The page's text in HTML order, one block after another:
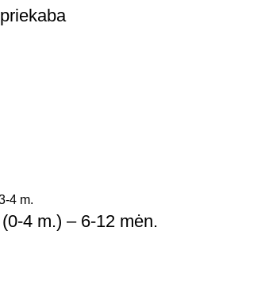
4 m.) – 6-12 mėn.